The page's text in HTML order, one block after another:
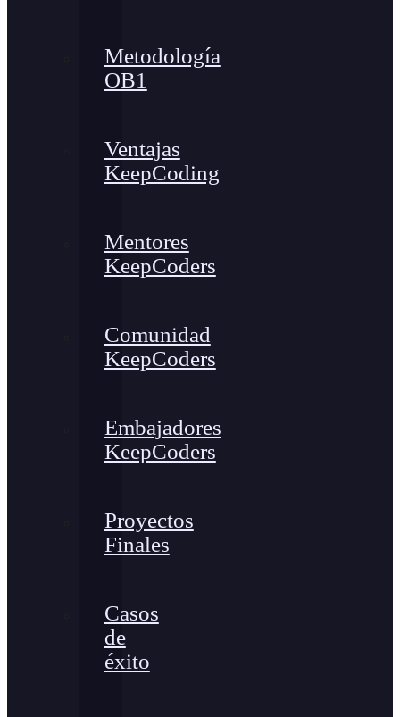
Metodología
OB1
Ventajas
KeepCoding
Mentores
KeepCoders
Comunidad
KeepCoders
Embajadores
KeepCoders
Proyectos
Finales
Casos
de
éxito